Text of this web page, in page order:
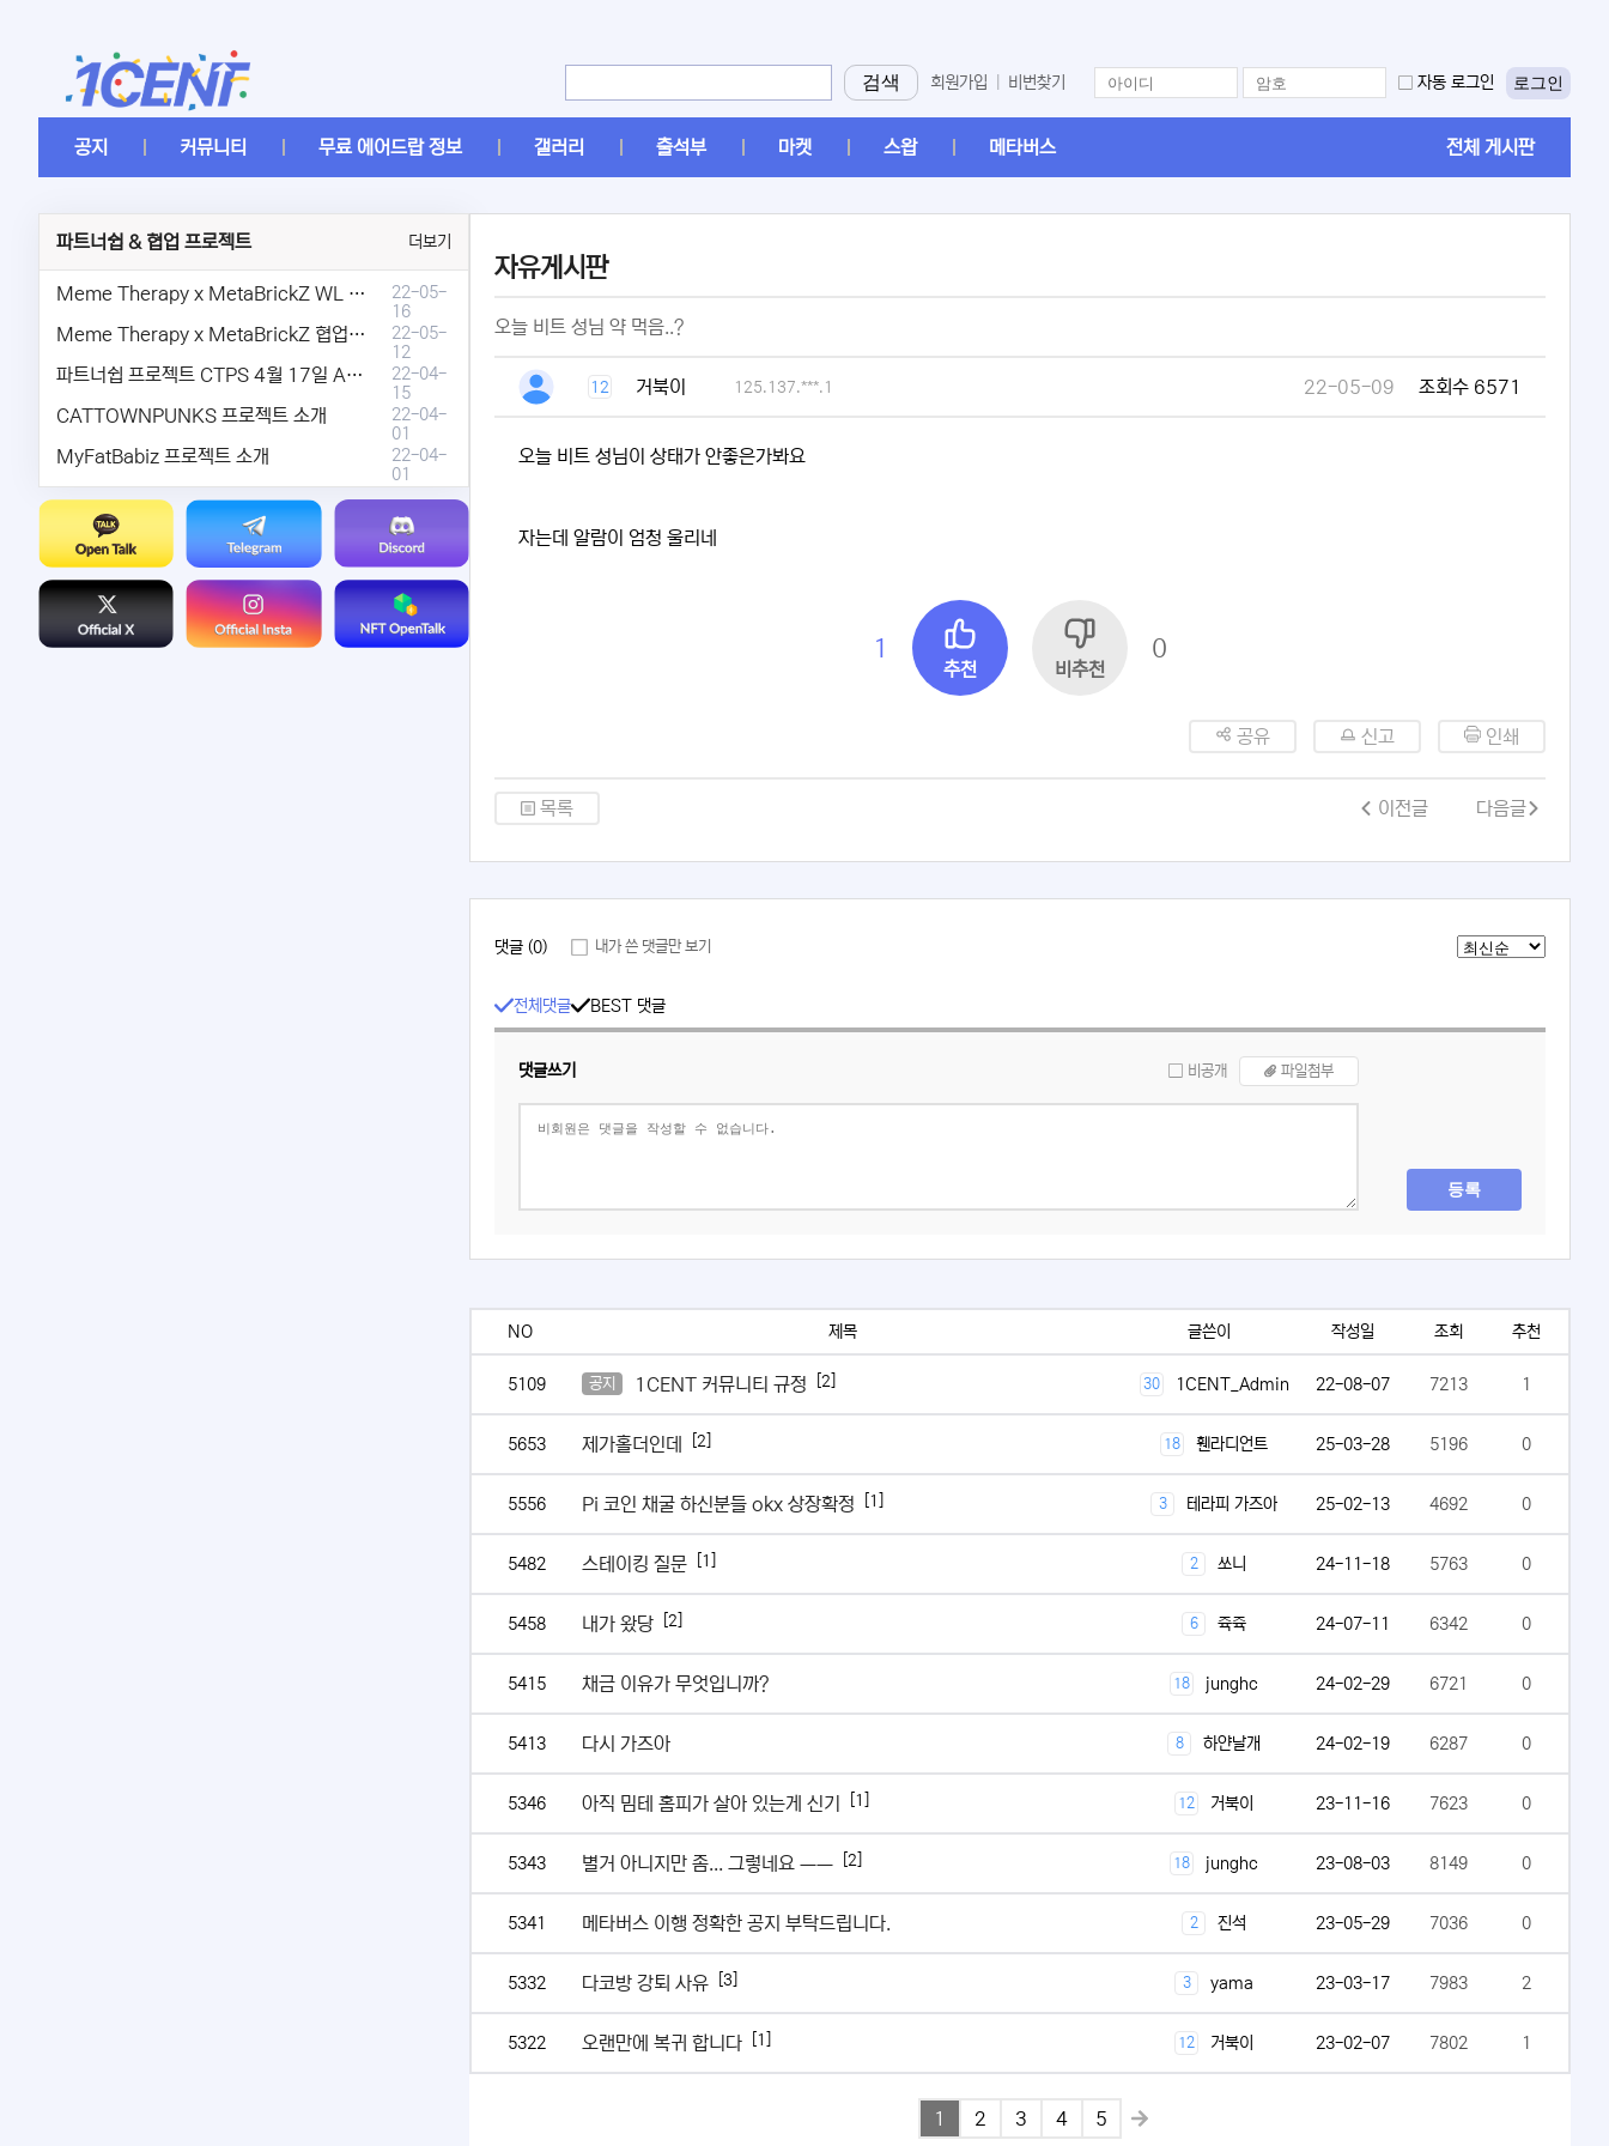
검색 회원가입 비번찾기 자동 로그인 로그인
공지 커뮤니티 무료 에어드랍 정보 갤러리 출석부 마켓 스왑 메타버스 전체 게시판
파트너쉽 & 협업 프로젝트 더보기
Meme Therapy x MetaBrickZ WL & AriDrop 이벤트 결과안내!
22-05-
16
Meme Therapy x MetaBrickZ 협업 & WL , AriDrop 이벤트 안내 [1]
22-05-
12
파트너쉽 프로젝트 CTPS 4월 17일 AMA안내.
22-04-
15
CATTOWNPUNKS 프로젝트 소개
22-04-
01
MyFatBabiz 프로젝트 소개
22-04-
01
자유게시판
오늘 비트 성님 약 먹음..?
12 거북이 125.137.***.1 22-05-09 조회수 6571
오늘 비트 성님이 상태가 안좋은가봐요
자는데 알람이 엄청 울리네
1
추천 비추천
0
공유 신고 인쇄
목록 이전글 다음글
댓글 (0) 내가 쓴 댓글만 보기
전체댓글 BEST 댓글
댓글쓰기 비공개 파일첨부
등록
NO 제목 글쓴이 작성일 조회 추천
5109 공지 1CENT 커뮤니티 규정 [2] 30 1CENT_Admin 22-08-07 7213 1
5653 제가홀더인데 [2] 18 휀라디언트 25-03-28 5196 0
5556 Pi 코인 채굴 하신분들 okx 상장확정 [1] 3 테라피 가즈아 25-02-13 4692 0
5482 스테이킹 질문 [1] 2 쏘니 24-11-18 5763 0
5458 내가 왔당 [2] 6 쥭쥭 24-07-11 6342 0
5415 채금 이유가 무엇입니까? 18 junghc 24-02-29 6721 0
5413 다시 가즈아 8 하얀날개 24-02-19 6287 0
5346 아직 밈테 홈피가 살아 있는게 신기 [1] 12 거북이 23-11-16 7623 0
5343 별거 아니지만 좀... 그렇네요 ㅡㅡ [2] 18 junghc 23-08-03 8149 0
5341 메타버스 이행 정확한 공지 부탁드립니다. 2 진석 23-05-29 7036 0
5332 다코방 강퇴 사유 [3] 3 yama 23-03-17 7983 2
5322 오랜만에 복귀 합니다 [1] 12 거북이 23-02-07 7802 1
1 2 3 4 5